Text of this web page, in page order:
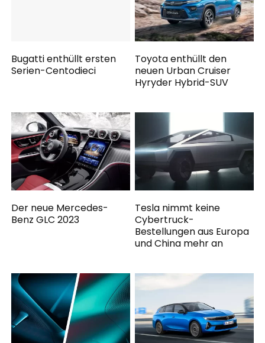
Bugatti enthüllt ersten
Serien-Centodieci
Toyota enthüllt den
neuen Urban Cruiser
Hyryder Hybrid-SUV
Der neue Mercedes-
Benz GLC 2023
Tesla nimmt keine
Cybertruck-
Bestellungen aus Europa
und China mehr an